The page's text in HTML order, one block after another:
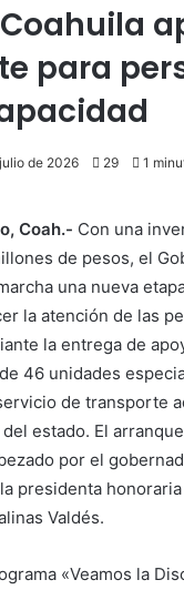
para
de 2026 29 1
Coah.- Con una
de pesos, el
una nueva
la atención de las
la entrega de
46 unidades
de transporte
estado. El
por el
presidenta honoraria
Valdés.
«Veamos la